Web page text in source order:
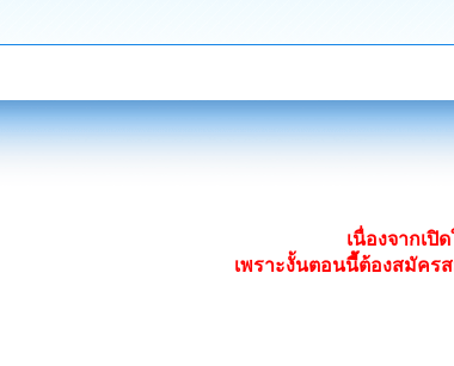
เนื่องจากเปิ
เพราะงั้นตอนนี้ต้องสมัค